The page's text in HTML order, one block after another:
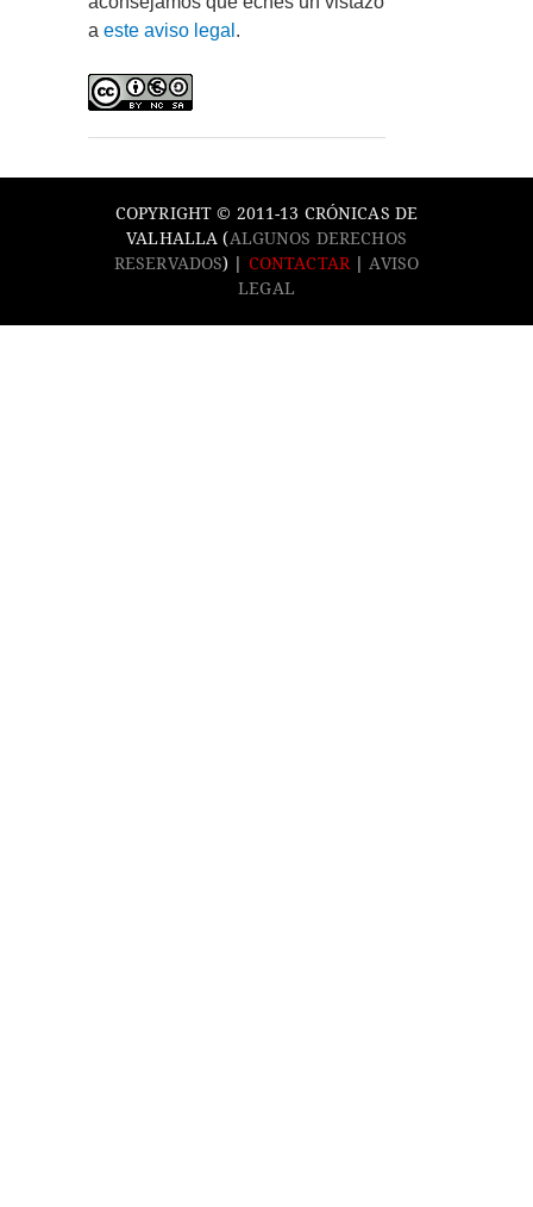
a este aviso legal .
COPYRIGHT © 2011-13 CRÓNICAS DE
VALHALLA (ALGUNOS DERECHOS
RESERVADOS) | CONTACTAR|AVISO
LEGAL